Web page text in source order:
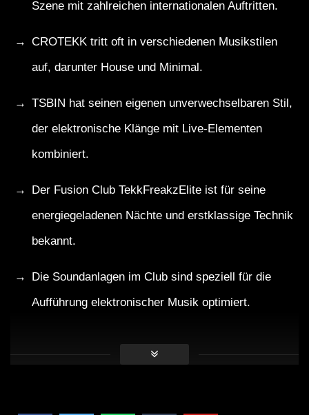
Szene mit zahlreichen internationalen Auftritten.
CROTEKK tritt oft in verschiedenen Musikstilen
auf, darunter House und Minimal.
TSBIN hat seinen eigenen unverwechselbaren Stil,
der elektronische Klänge mit Live-Elementen
kombiniert.
Der Fusion Club TekkFreakzElite ist für seine
energiegeladenen Nächte und erstklassige Technik
bekannt.
Die Soundanlagen im Club sind speziell für die
Aufführung elektronischer Musik optimiert.
oder EPs veröffentlicht.